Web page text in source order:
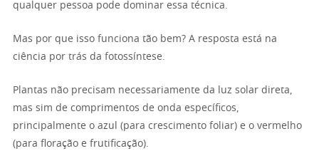
qualquer pessoa pode dominar essa técnica.
Mas por que isso funciona tão bem? A resposta está na
ciência por trás da fotossíntese.
Plantas não precisam necessariamente da luz solar direta,
mas sim de comprimentos de onda específicos,
principalmente o azul (para crescimento foliar) e o vermelho
(para floração e frutificação).